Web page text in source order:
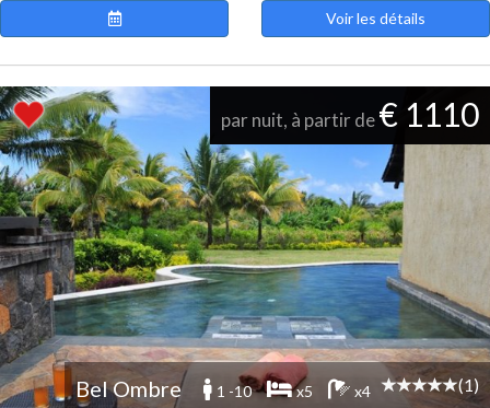
Voir les détails
par nuit, à partir de€ 1110
Bel Ombre 1 -10 x5 x4 (1)